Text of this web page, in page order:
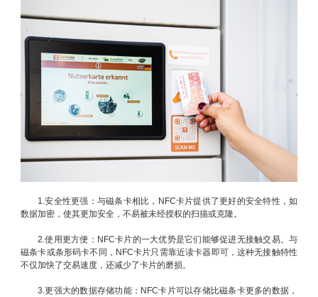
1.安全性更强：与磁条卡相比，NFC卡片提供了更好的安全特性，如
数据加密，使其更加安全，不易被未经授权的扫描或克隆。
2.使用更方便：NFC卡片的一大优势是它们能够促进无接触交易。与
磁条卡或条形码卡不同，NFC卡片只需靠近读卡器即可，这种无接触特性
不仅加快了交易速度，还减少了卡片的磨损。
3.更强大的数据存储功能：NFC卡片可以存储比磁条卡更多的数据，